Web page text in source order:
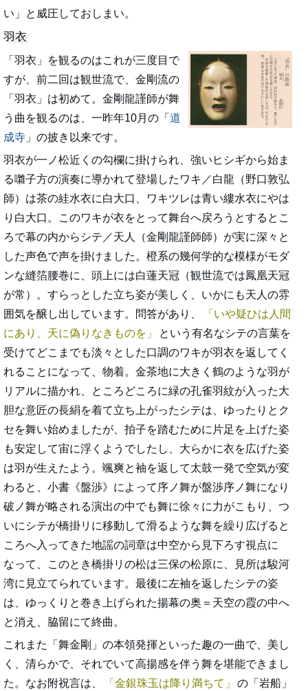
い」と威圧しておしまい。
羽衣
「羽衣」を観るのはこれが三度目で
すが、前二回は観世流で、金剛流の
「羽衣」は初めて。金剛龍謹師が舞
う曲を観るのは、一昨年10月の「 道
成寺 」の披き以来です。
羽衣が一ノ松近くの勾欄に掛けられ、強いヒシギから始ま
る囃子方の演奏に導かれて登場したワキ／白龍（野口敦弘
師）は茶の絓水衣に白大口、ワキツレは青い縷水衣にやは
り白大口。このワキが衣をとって舞台へ戻ろうとするとこ
ろで幕の内からシテ／天人（金剛龍謹師師）が実に深々と
した声色で声を掛けました。橙系の幾何学的な模様がモダ
ンな縫箔腰巻に、頭上には白蓮天冠（観世流では鳳凰天冠
が常）。すらっとした立ち姿が美しく、いかにも天人の雰
囲気を醸し出しています。問答があり、
いや疑ひは人間
にあり、天に偽りなきものを
という有名なシテの言葉を
受けてどこまでも淡々とした口調のワキが羽衣を返してく
れることになって、物着。金茶地に大きく鶴のような羽が
リアルに描かれ、ところどころに緑の孔雀羽紋が入った大
胆な意匠の長絹を着て立ち上がったシテは、ゆったりとク
セを舞い始めましたが、拍子を踏むために片足を上げた姿
も安定して宙に浮くようでしたし、大らかに衣を広げた姿
は羽が生えたよう。颯爽と袖を返して太鼓一発で空気が変
わると、小書《盤渉》によって序ノ舞が盤渉序ノ舞になり
破ノ舞が略される演出の中でも舞に徐々に力がこもり、つ
いにシテが橋掛リに移動して滑るような舞を繰り広げると
ころへ入ってきた地謡の詞章は中空から見下ろす視点に
なって、このとき橋掛リの松は三保の松原に、見所は駿河
湾に見立てられています。最後に左袖を返したシテの姿
は、ゆっくりと巻き上げられた揚幕の奥＝天空の霞の中へ
と消え、脇留にて終曲。
これまた「舞金剛」の本領発揮といった趣の一曲で、美し
く、清らかで、それでいて高揚感を伴う舞を堪能できまし
た。なお附祝言は、
金銀珠玉は降り満ちて
の「岩船」